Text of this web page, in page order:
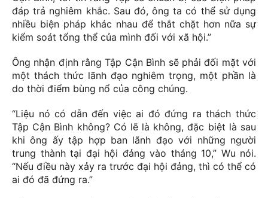
đáp trả nghiêm khắc. Sau đó, ông ta có thể sử dụng
nhiều biện pháp khác nhau để thắt chặt hơn nữa sự
kiểm soát tổng thể của mình đối với xã hội.”
Ông nhận định rằng Tập Cận Bình sẽ phải đối mặt với
một thách thức lãnh đạo nghiêm trọng, một phần là
do thời điểm bùng nổ của công chúng.
“Liệu nó có dẫn đến việc ai đó đứng ra thách thức
Tập Cận Bình không? Có lẽ là không, đặc biệt là sau
khi ông ấy tập hợp ban lãnh đạo với những người
trung thành tại đại hội đảng vào tháng 10,” Wu nói.
“Nếu điều này xảy ra trước đại hội đảng, thì có thể có
ai đó đã đứng ra.”